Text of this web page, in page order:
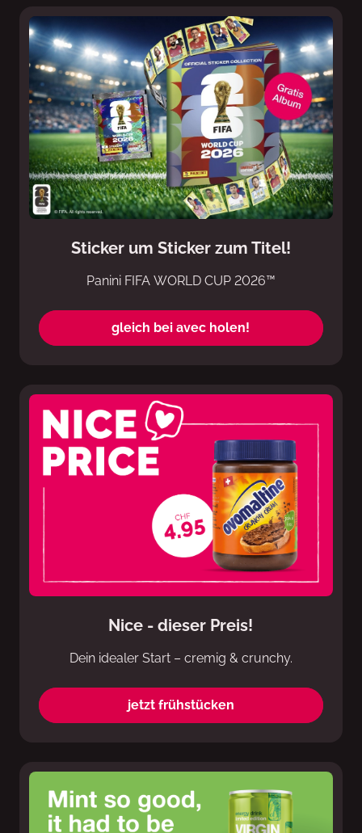
Sticker um Sticker zum Titel!
Panini FIFA WORLD CUP 2026™
gleich bei avec holen!
Nice - dieser Preis!
Dein idealer Start – cremig & crunchy.
jetzt frühstücken